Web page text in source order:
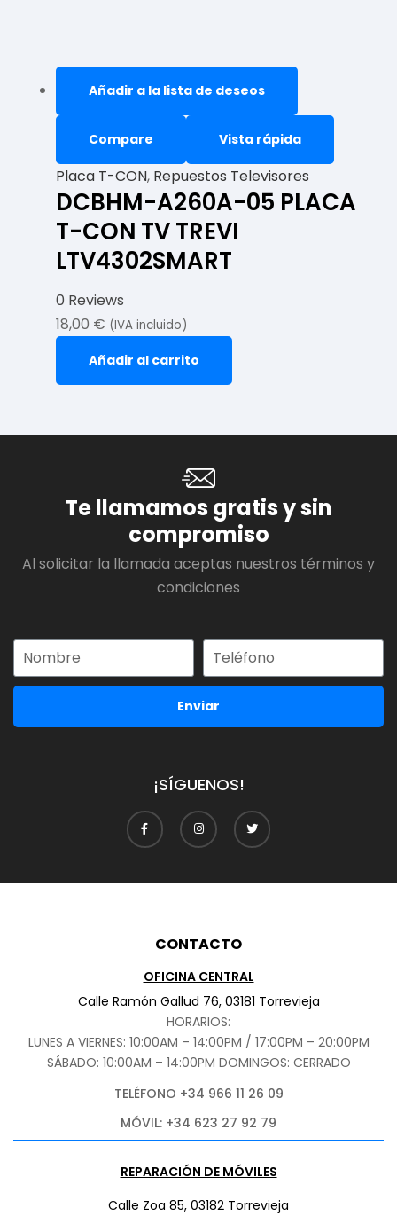
Añadir a la lista de deseos
Compare Vista rápida
Placa T-CON, Repuestos Televisores
DCBHM-A260A-05 PLACA
T-CON TV TREVI
LTV4302SMART
0 Reviews
18,00 € (IVA incluido)
Añadir al carrito
Te llamamos gratis y sin
compromiso
Al solicitar la llamada aceptas nuestros términos y
condiciones
Enviar
¡SÍGUENOS!
CONTACTO
OFICINA CENTRAL
Calle Ramón Gallud 76, 03181 Torrevieja
HORARIOS:
LUNES A VIERNES: 10:00AM – 14:00PM / 17:00PM – 20:00PM
SÁBADO: 10:00AM – 14:00PM DOMINGOS: CERRADO
TELÉFONO +34 966 11 26 09
MÓVIL: +34 623 27 92 79
REPARACIÓN DE MÓVILES
Calle Zoa 85, 03182 Torrevieja